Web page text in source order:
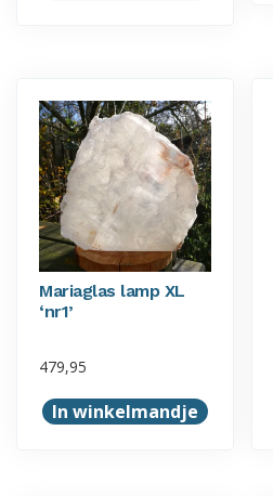
Mariaglas lamp XL
‘nr1’
479,95
In winkelmandje